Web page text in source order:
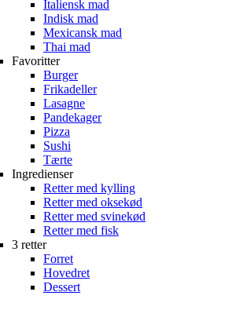
Italiensk mad
Indisk mad
Mexicansk mad
Thai mad
Favoritter
Burger
Frikadeller
Lasagne
Pandekager
Pizza
Sushi
Tærte
Ingredienser
Retter med kylling
Retter med oksekød
Retter med svinekød
Retter med fisk
3 retter
Forret
Hovedret
Dessert